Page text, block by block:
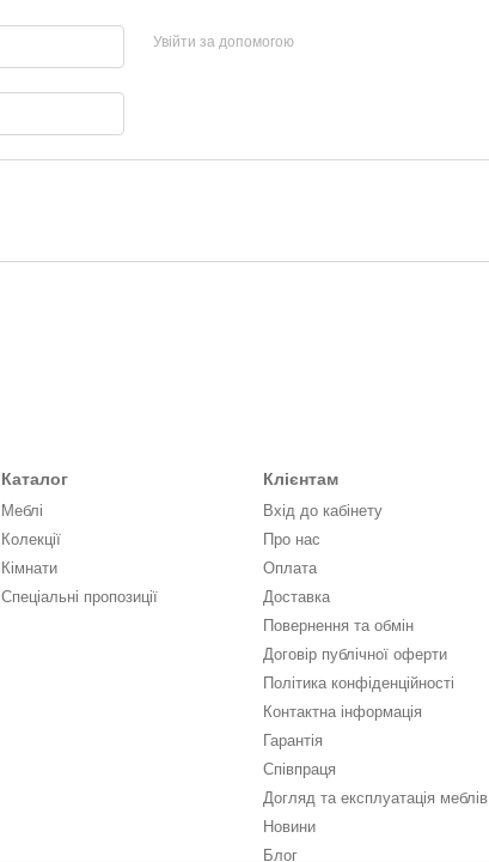
Увійти за допомогою
Каталог
Меблі
Колекції
Кімнати
Спеціальні пропозиції
Клієнтам
Вхід до кабінету
Про нас
Оплата
Доставка
Повернення та обмін
Договір публічної оферти
Політика конфіденційності
Контактна інформація
Гарантія
Співпраця
Догляд та експлуатація меблів
Новини
Блог